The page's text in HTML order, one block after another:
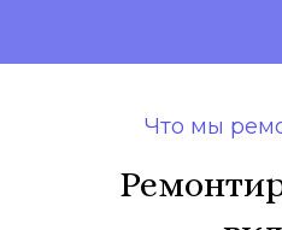
Что мы